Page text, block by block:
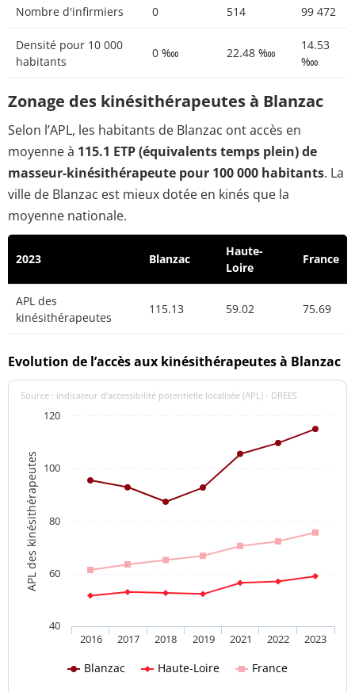
Nombre d'infirmiers 0 514 99 472
Densité pour 10 000
habitants
0 ‱ 22.48 ‱
14.53
‱
Zonage des kinésithérapeutes à Blanzac
Selon l’APL, les habitants de Blanzac ont accès en
moyenne à 115.1 ETP (équivalents temps plein) de
masseur-kinésithérapeute pour 100 000 habitants. La
ville de Blanzac est mieux dotée en kinés que la
moyenne nationale.
2023 Blanzac
Haute-
Loire
France
APL des
kinésithérapeutes
115.13 59.02 75.69
Evolution de l’accès aux kinésithérapeutes à Blanzac
APL des kinésithérapeutes
Source : indicateur d’accessibilité potentielle localisée (APL) - DREES
Blanzac Haute-Loire France
2016 2017 2018 2019 2021 2022 2023
40
60
80
100
120